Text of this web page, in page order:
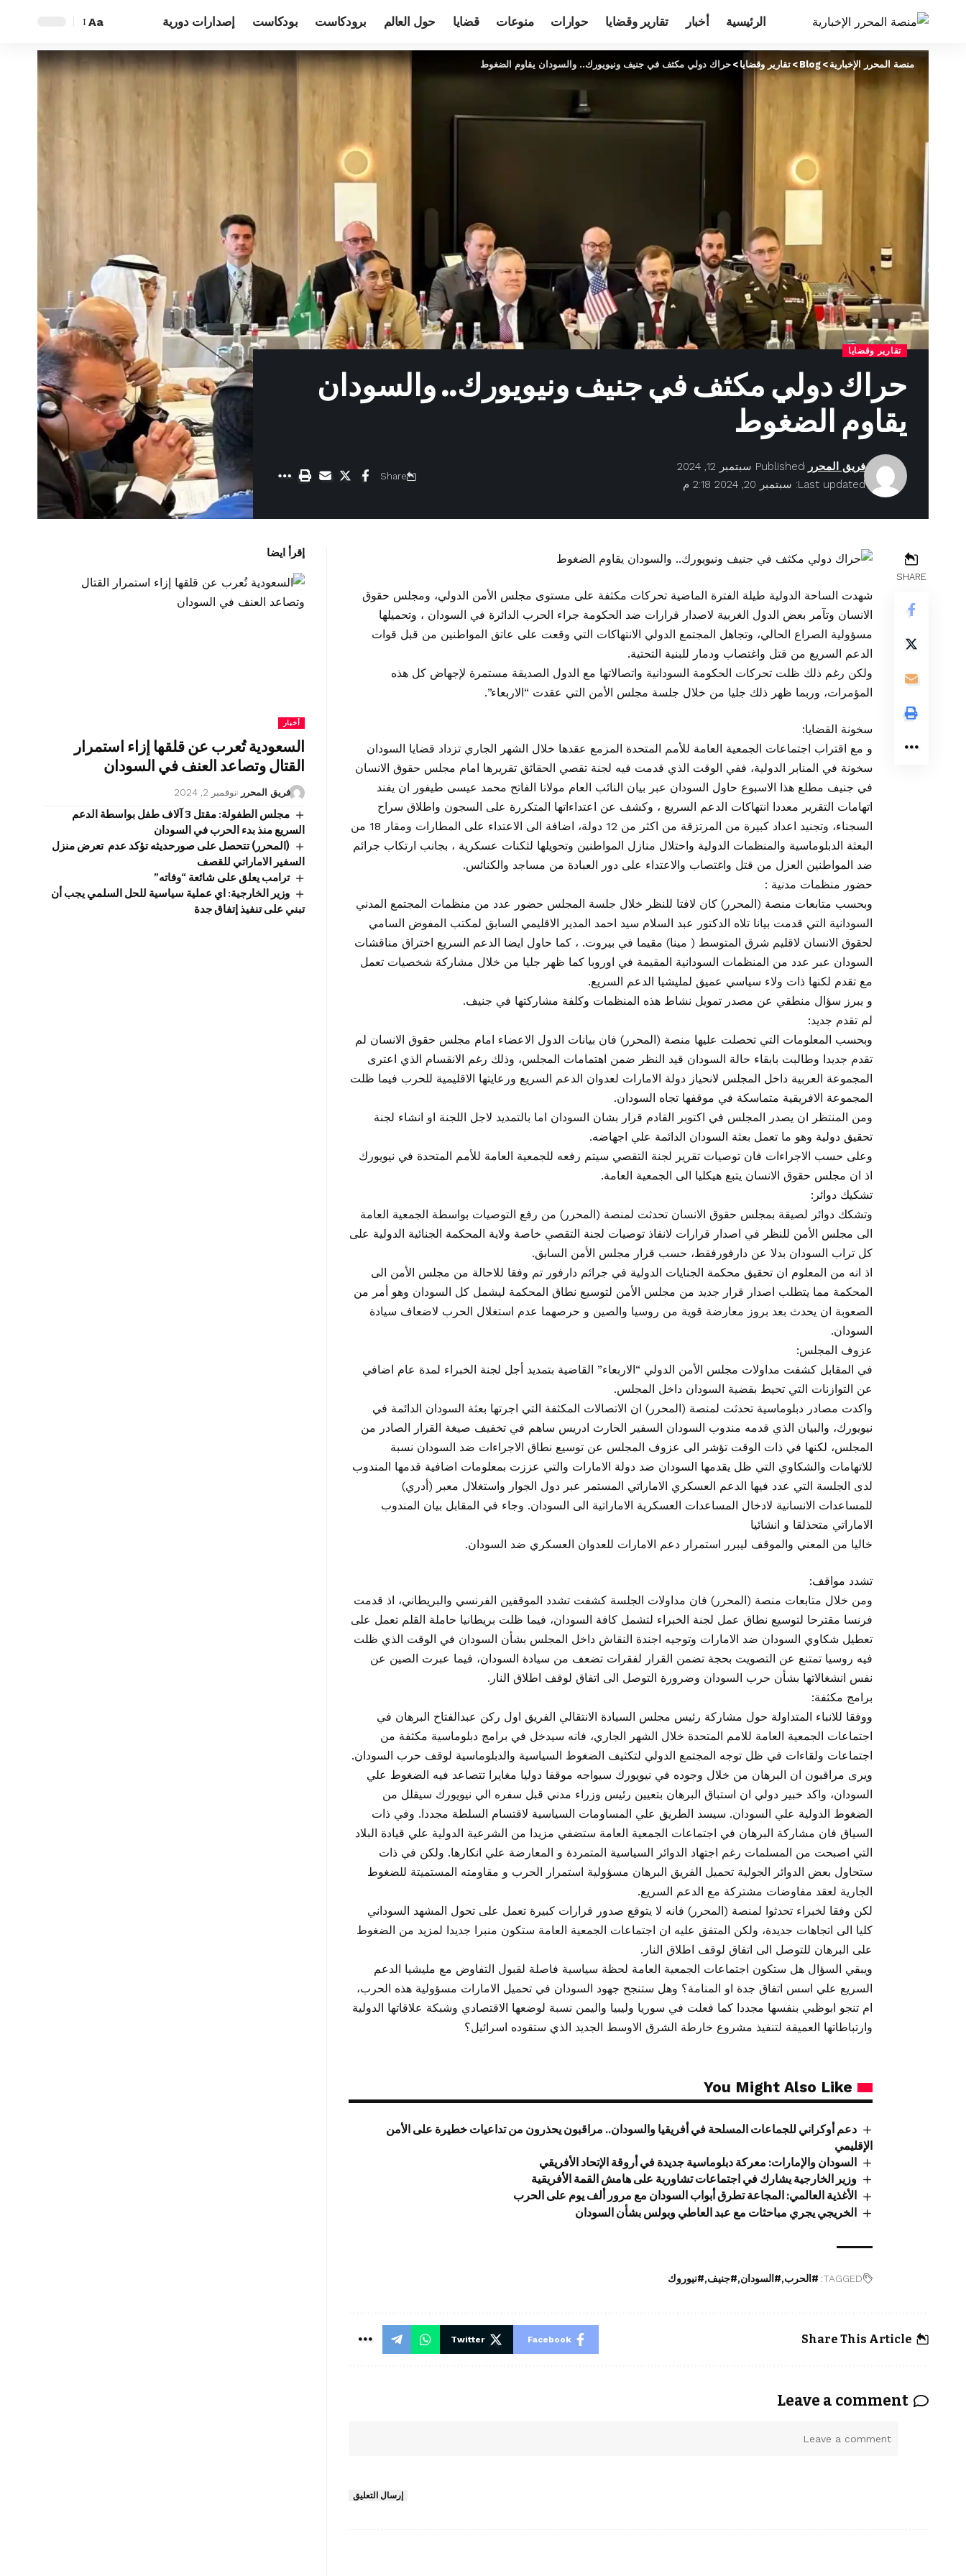
الرئيسية أخبار تقارير وقضايا حوارات منوعات قضايا حول العالم برودكاست بودكاست إصدارات دورية Aa
منصة المحرر الإخبارية >
Blog
> تقارير وقضايا > حراك دولي مكثف في جنيف ونيويورك.. والسودان يقاوم الضغوط
تقارير وقضايا
حراك دولي مكثف في جنيف ونيويورك.. والسودان
يقاوم الضغوط
Last updated: سبتمبر 20, 2024 2:18 م
فريق المحرر Published سبتمبر 12, 2024
Share
SHARE
شهدت الساحة الدولية طيلة الفترة الماضية تحركات مكثفة على مستوى مجلس الأمن الدولي، ومجلس حقوق
الانسان وتآمر بعض الدول الغربية لاصدار قرارات ضد الحكومة جراء الحرب الدائرة في السودان ، وتحميلها
مسؤولية الصراع الحالي، وتجاهل المجتمع الدولي الانتهاكات التي وقعت على عاتق المواطنين من قبل قوات
الدعم السريع من قتل واغتصاب ودمار للبنية التحتية.
ولكن رغم ذلك ظلت تحركات الحكومة السودانية واتصالاتها مع الدول الصديقة مستمرة لإجهاض كل هذه
المؤمرات، وربما ظهر ذلك جليا من خلال جلسة مجلس الأمن التي عقدت “الاربعاء”.
سخونة القضايا:
و مع اقتراب اجتماعات الجمعية العامة للأمم المتحدة المزمع عقدها خلال الشهر الجاري تزداد قضايا السودان
سخونة في المنابر الدولية، ففي الوقت الذي قدمت فيه لجنة تقصي الحقائق تقريرها امام مجلس حقوق الانسان
في جنيف مطلع هذا الاسبوع حاول السودان عبر بيان النائب العام مولانا الفاتح محمد عيسى طيفور ان يفند
اتهامات التقرير معددا انتهاكات الدعم السريع ، وكشف عن اعتداءاتها المتكررة على السجون واطلاق سراح
السجناء، وتجنيد اعداد كبيرة من المرتزقة من اكثر من 12 دولة، اضافة الى الاعتداء على المطارات ومقار 18 من
البعثة الدبلوماسية والمنظمات الدولية واحتلال منازل المواطنين وتحويلها لثكنات عسكرية ، بجانب ارتكاب جرائم
ضد المواطنين العزل من قتل واغتصاب والاعتداء على دور العبادة من مساجد والكنائس.
حضور منظمات مدنية :
وبحسب متابعات منصة (المحرر) كان لافتا للنظر خلال جلسة المجلس حضور عدد من منظمات المجتمع المدني
السودانية التي قدمت بيانا تلاه الدكتور عبد السلام سيد احمد المدير الاقليمي السابق لمكتب المفوض السامي
لحقوق الانسان لاقليم شرق المتوسط ( مينا) مقيما في بيروت. ، كما حاول ايضا الدعم السريع اختراق مناقشات
السودان عبر عدد من المنظمات السودانية المقيمة في اوروبا كما ظهر جليا من خلال مشاركة شخصيات تعمل
مع تقدم لكنها ذات ولاء سياسي عميق لمليشيا الدعم السريع.
و يبرز سؤال منطقي عن مصدر تمويل نشاط هذه المنظمات وكلفة مشاركتها في جنيف.
لم تقدم جديد:
وبحسب المعلومات التي تحصلت عليها منصة (المحرر) فان بيانات الدول الاعضاء امام مجلس حقوق الانسان لم
تقدم جديدا وطالبت بابقاء حالة السودان قيد النظر ضمن اهتمامات المجلس، وذلك رغم الانقسام الذي اعترى
المجموعة العربية داخل المجلس لانحياز دولة الامارات لعدوان الدعم السريع ورعايتها الاقليمية للحرب فيما ظلت
المجموعة الافريقية متماسكة في موقفها تجاه السودان.
ومن المنتظر ان يصدر المجلس في اكتوبر القادم قرار بشان السودان اما بالتمديد لاجل اللجنة او انشاء لجنة
تحقيق دولية وهو ما تعمل بعثة السودان الدائمة علي اجهاضه.
وعلى حسب الاجراءات فان توصيات تقرير لجنة التقصي سيتم رفعه للجمعية العامة للأمم المتحدة في نيويورك
اذ ان مجلس حقوق الانسان يتبع هيكليا الى الجمعية العامة.
تشكيك دوائر:
وتشكك دوائر لصيقة بمجلس حقوق الانسان تحدثت لمنصة (المحرر) من رفع التوصيات بواسطة الجمعية العامة
الى مجلس الأمن للنظر في اصدار قرارات لانفاذ توصيات لجنة التقصي خاصة ولاية المحكمة الجنائية الدولية على
كل تراب السودان بدلا عن دارفورفقط، حسب قرار مجلس الأمن السابق.
اذ انه من المعلوم ان تحقيق محكمة الجنايات الدولية في جرائم دارفور تم وفقا للاحالة من مجلس الأمن الى
المحكمة مما يتطلب اصدار قرار جديد من مجلس الأمن لتوسيع نطاق المحكمة ليشمل كل السودان وهو أمر من
الصعوبة ان يحدث بعد بروز معارضة قوية من روسيا والصين و حرصهما عدم استغلال الحرب لاضعاف سيادة
السودان.
عزوف المجلس:
في المقابل كشفت مداولات مجلس الأمن الدولي “الاربعاء” القاضية بتمديد أجل لجنة الخبراء لمدة عام اضافي
عن التوازنات التي تحيط بقضية السودان داخل المجلس.
واكدت مصادر دبلوماسية تحدثت لمنصة (المحرر) ان الاتصالات المكثفة التي اجرتها بعثة السودان الدائمة في
نيويورك، والبيان الذي قدمه مندوب السودان السفير الحارث ادريس ساهم في تخفيف صيغة القرار الصادر من
المجلس، لكنها في ذات الوقت تؤشر الى عزوف المجلس عن توسيع نطاق الاجراءات ضد السودان نسبة
للاتهامات والشكاوي التي ظل يقدمها السودان ضد دولة الامارات والتي عززت بمعلومات اضافية قدمها المندوب
لدى الجلسة التي عدد فيها الدعم العسكري الاماراتي المستمر عبر دول الجوار واستغلال معبر (أدري)
للمساعدات الانسانية لادخال المساعدات العسكرية الاماراتية الى السودان. وجاء في المقابل بيان المندوب
الاماراتي متحذلقا و انشائيا
خاليا من المعني والموقف ليبرر استمرار دعم الامارات للعدوان العسكري ضد السودان.
تشدد مواقف:
ومن خلال متابعات منصة (المحرر) فان مداولات الجلسة كشفت تشدد الموقفين الفرنسي والبريطاني، اذ قدمت
فرنسا مقترحا لتوسيع نطاق عمل لجنة الخبراء لتشمل كافة السودان، فيما ظلت بريطانيا حاملة القلم تعمل على
تعطيل شكاوي السودان ضد الامارات وتوجيه اجندة النقاش داخل المجلس بشأن السودان في الوقت الذي ظلت
فيه روسيا تمتنع عن التصويت بحجة تضمن القرار لفقرات تضعف من سيادة السودان، فيما عبرت الصين عن
نفس انشغالاتها بشأن حرب السودان وضرورة التوصل الى اتفاق لوقف اطلاق النار.
برامج مكثفة:
ووفقا للانباء المتداولة حول مشاركة رئيس مجلس السيادة الانتقالي الفريق اول ركن عبدالفتاح البرهان في
اجتماعات الجمعية العامة للامم المتحدة خلال الشهر الجاري، فانه سيدخل في برامج دبلوماسية مكثفة من
اجتماعات ولقاءات في ظل توجه المجتمع الدولي لتكثيف الضغوط السياسية والدبلوماسية لوقف حرب السودان.
ويرى مراقبون ان البرهان من خلال وجوده في نيويورك سيواجه موقفا دوليا مغايرا تتصاعد فيه الضغوط علي
السودان، واكد خبير دولي ان استباق البرهان بتعيين رئيس وزراء مدني قبل سفره الي نيويورك سيقلل من
الضغوط الدولية علي السودان. سيسد الطريق علي المساومات السياسية لاقتسام السلطة مجددا. وفي ذات
السياق فان مشاركة البرهان في اجتماعات الجمعية العامة ستضفي مزيدا من الشرعية الدولية علي قيادة البلاد
التي اصبحت من المسلمات رغم اجتهاد الدوائر السياسية المتمردة و المعارضة علي انكارها. ولكن في ذات
ستحاول بعض الدوائر الجولية تحميل الفريق البرهان مسؤولية استمرار الحرب و مقاومته المستميتة للضغوط
الجارية لعقد مفاوضات مشتركة مع الدعم السريع.
لكن وفقا لخبراء تحدثوا لمنصة (المحرر) فانه لا يتوقع صدور قرارات كبيرة تعمل على تحول المشهد السوداني
كليا الى اتجاهات جديدة، ولكن المتفق عليه ان اجتماعات الجمعية العامة ستكون منبرا جديدا لمزيد من الضغوط
على البرهان للتوصل الى اتفاق لوقف اطلاق النار.
ويبقي السؤال هل ستكون اجتماعات الجمعية العامة لحظة سياسية فاصلة لقبول التفاوض مع مليشيا الدعم
السريع علي اسس اتفاق جدة او المنامة؟ وهل ستنجح جهود السودان في تحميل الامارات مسؤولية هذه الحرب،
ام تنجو ابوظبي بنفسها مجددا كما فعلت في سوريا وليبيا واليمن نسبة لوضعها الاقتصادي وشبكة علاقاتها الدولية
وارتباطاتها العميقة لتنفيذ مشروع خارطة الشرق الاوسط الجديد الذي ستقوده اسرائيل؟
You Might Also Like
دعم أوكراني للجماعات المسلحة في أفريقيا والسودان.. مراقبون يحذرون من تداعيات خطيرة على الأمن
الإقليمي
السودان والإمارات: معركة دبلوماسية جديدة في أروقة الإتحاد الأفريقي
وزير الخارجية يشارك في اجتماعات تشاورية على هامش القمة الأفريقية
الأغذية العالمي: المجاعة تطرق أبواب السودان مع مرور ألف يوم على الحرب
الخريجي يجري مباحثات مع عبد العاطي وبولس بشأن السودان
TAGGED: #الحرب #السودان #جنيف #نيوروك
Share This Article
Facebook
Twitter
Leave a comment
إرسال التعليق
إقرأ ايضا
أخبار
السعودية تُعرب عن قلقها إزاء استمرار
القتال وتصاعد العنف في السودان
فريق المحرر نوفمبر 2, 2024
مجلس الطفولة: مقتل 3 آلاف طفل بواسطة الدعم
السريع منذ بدء الحرب في السودان
(المحرر) تتحصل على صورحديثه تؤكد عدم تعرض منزل
السفير الاماراتي للقصف
ترامب يعلق على شائعة “وفاته”
وزير الخارجية: اي عملية سياسية للحل السلمي يجب أن
تبني على تنفيذ إتفاق جدة